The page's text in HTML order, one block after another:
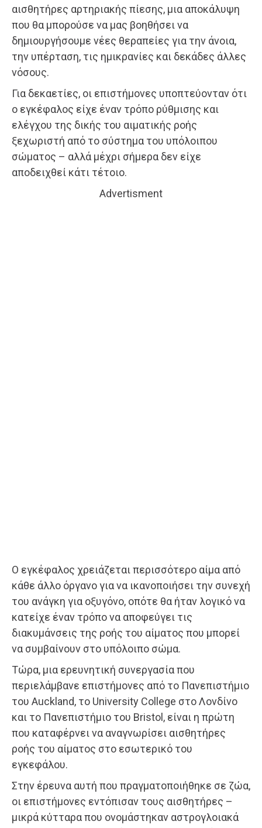
αισθητήρες αρτηριακής πίεσης, μια αποκάλυψη
που θα μπορούσε να μας βοηθήσει να
δημιουργήσουμε νέες θεραπείες για την άνοια,
την υπέρταση, τις ημικρανίες και δεκάδες άλλες
νόσους.
Για δεκαετίες, οι επιστήμονες υποπτεύονταν ότι
ο εγκέφαλος είχε έναν τρόπο ρύθμισης και
ελέγχου της δικής του αιματικής ροής
ξεχωριστή από το σύστημα του υπόλοιπου
σώματος – αλλά μέχρι σήμερα δεν είχε
αποδειχθεί κάτι τέτοιο.
Advertisment
Ο εγκέφαλος χρειάζεται περισσότερο αίμα από
κάθε άλλο όργανο για να ικανοποιήσει την συνεχή
του ανάγκη για οξυγόνο, οπότε θα ήταν λογικό να
κατείχε έναν τρόπο να αποφεύγει τις
διακυμάνσεις της ροής του αίματος που μπορεί
να συμβαίνουν στο υπόλοιπο σώμα.
Τώρα, μια ερευνητική συνεργασία που
περιελάμβανε επιστήμονες από το Πανεπιστήμιο
του Auckland, το University College στο Λονδίνο
και το Πανεπιστήμιο του Bristol, είναι η πρώτη
που καταφέρνει να αναγνωρίσει αισθητήρες
ροής του αίματος στο εσωτερικό του
εγκεφάλου.
Στην έρευνα αυτή που πραγματοποιήθηκε σε ζώα,
οι επιστήμονες εντόπισαν τους αισθητήρες –
μικρά κύτταρα που ονομάστηκαν αστρογλοιακά